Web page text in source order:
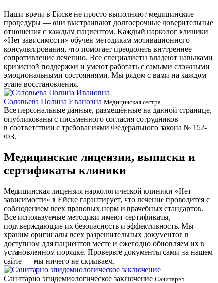
Наши врачи в Ейске не просто выполняют медицинские
процедуры — они выстраивают долгосрочные доверительные
отношения с каждым пациентом. Каждый нарколог клиники
«Нет зависимости» обучен методикам мотивационного
консультирования, что помогает преодолеть внутреннее
сопротивление лечению. Все специалисты владеют навыками
кризисной поддержки и умеют работать с самыми сложными
эмоциональными состояниями. Мы рядом с вами на каждом
этапе восстановления.
Соловьева Полина Ивановна Медицинская сестра
Все персональные данные, размещённые на данной странице,
опубликованы с письменного согласия сотрудников
в соответствии с требованиями Федерального закона № 152-
ФЗ.
Медицинские лицензии, выписки и
сертификаты клиники
Медицинская лицензия наркологической клиники «Нет
зависимости» в Ейске гарантирует, что лечение проводится с
соблюдением всех правовых норм и врачебных стандартов.
Все используемые методики имеют сертификаты,
подтверждающие их безопасность и эффективность. Мы
храним оригиналы всех разрешительных документов в
доступном для пациентов месте и ежегодно обновляем их в
установленном порядке. Проверьте документы сами на нашем
сайте — мы ничего не скрываем.
Санитарно эпидемиологическое заключение Санитарно